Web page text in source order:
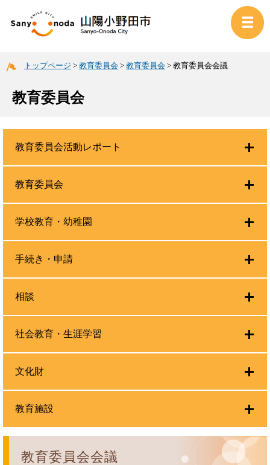
トップページ > 教育委員会 > 教育委員会 > 教育委員会会議
教育委員会
教育委員会会議
教育委員会活動レポート
教育委員会
学校教育・幼稚園
手続き・申請
相談
社会教育・生涯学習
文化財
教育施設